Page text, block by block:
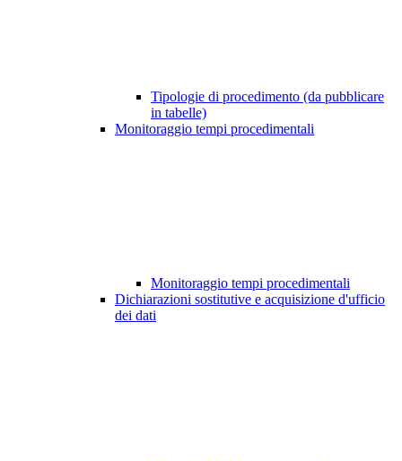
Tipologie di procedimento (da pubblicare
in tabelle)
Monitoraggio tempi procedimentali
Monitoraggio tempi procedimentali
Dichiarazioni sostitutive e acquisizione d'ufficio
dei dati